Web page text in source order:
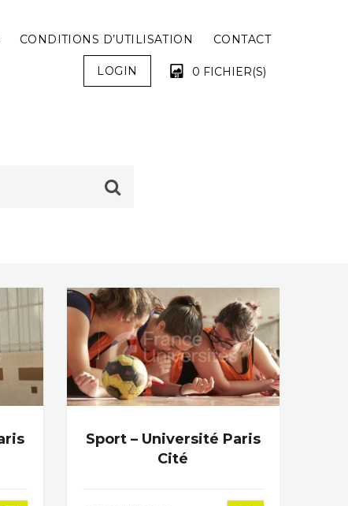
CONDITIONS D’UTILISATION CONTACT
LOGIN 0 FICHIER(S)
Sport – Université Paris
Cité